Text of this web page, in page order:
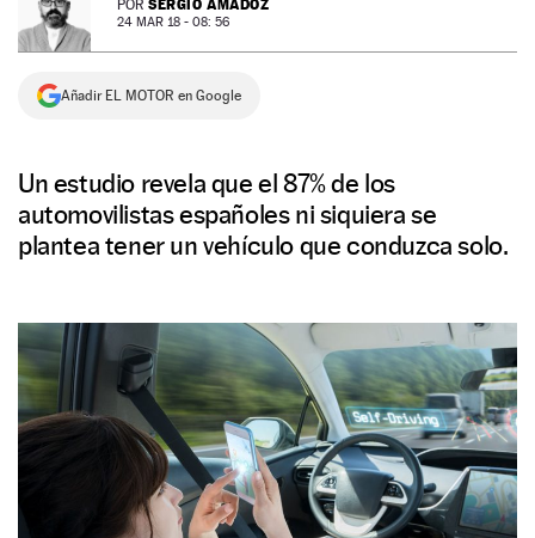
NEWSLETTER
SÍGUENOS
POR SERGIO AMADOZ
24 MAR 18 - 08: 56
Añadir EL MOTOR en Google
Un estudio revela que el 87% de los
automovilistas españoles ni siquiera se
plantea tener un vehículo que conduzca solo.